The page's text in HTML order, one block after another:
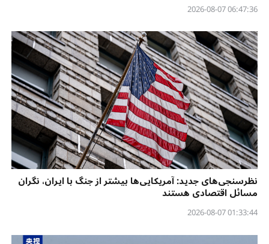
06:47:36 2026-08-07
نظرسنجی‌‌های جدید: آمریکایی‌ها بیشتر از جنگ با ایران، نگران
مسائل اقتصادی هستند
01:33:44 2026-08-07